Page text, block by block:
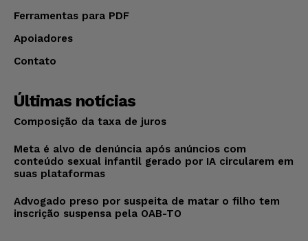
Ferramentas para PDF
Apoiadores
Contato
Últimas notícias
Composição da taxa de juros
Meta é alvo de denúncia após anúncios com
conteúdo sexual infantil gerado por IA circularem em
suas plataformas
Advogado preso por suspeita de matar o filho tem
inscrição suspensa pela OAB-TO